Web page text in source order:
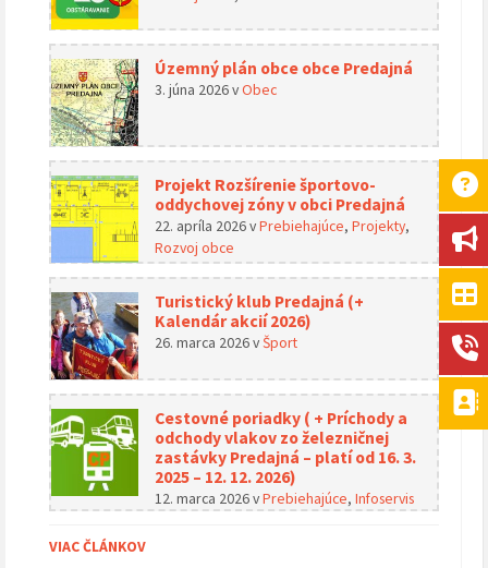
Územný plán obce obce Predajná
3. júna 2026vObec
Projekt Rozšírenie športovo-
oddychovej zóny v obci Predajná
22. apríla 2026vPrebiehajúce, Projekty,
Rozvoj obce
Turistický klub Predajná (+
Kalendár akcií 2026)
26. marca 2026vŠport
Cestovné poriadky ( + Príchody a
odchody vlakov zo železničnej
zastávky Predajná – platí od 16. 3.
2025 – 12. 12. 2026)
12. marca 2026vPrebiehajúce, Infoservis
VIAC ČLÁNKOV